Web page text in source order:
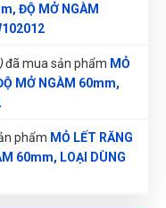
ĐỘ MỞ NGÀM
đã mua sản phẩm MỎ
MỞ NGÀM 60mm,
phẩm MỎ LẾT RĂNG
60mm, LOẠI DÙNG